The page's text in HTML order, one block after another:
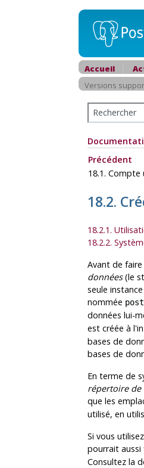
Accueil
Versions
Précédent
18.1.
18.2.
18.2.1.
18.2.2.
Avant de
données(le
seule
nommée
données lui-
est créée à
bases de
bases de
En terme de
répertoire de
que les
utilisé, en
Si vous
pourrait
Consultez la